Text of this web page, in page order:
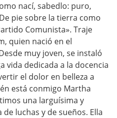
nací, sabedlo: puro,
pie sobre la tierra como
Comunista». Traje
quien nació en el
muy joven, se instaló
vida dedicada a la docencia
el dolor en belleza a
está conmigo Martha
una larguísima y
luchas y de sueños. Ella